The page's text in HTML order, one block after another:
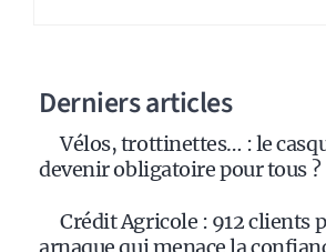
Derniers articles
Vélos, trottinettes… : le
devenir obligatoire pour tous ?
Crédit Agricole : 912 clients